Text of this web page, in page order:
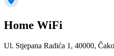
Home WiFi
Ul. Stjepana Radića 1, 40000,